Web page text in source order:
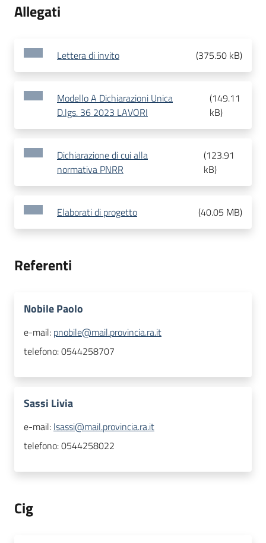
Allegati
Lettera di invito (375.50 kB)
Modello A Dichiarazioni Unica
D.lgs. 36 2023 LAVORI
(149.11
kB)
Dichiarazione di cui alla
normativa PNRR
(123.91
kB)
Elaborati di progetto (40.05 MB)
Referenti
Nobile Paolo
e-mail: pnobile@mail.provincia.ra.it
telefono:0544258707
Sassi Livia
e-mail: lsassi@mail.provincia.ra.it
telefono:0544258022
Cig